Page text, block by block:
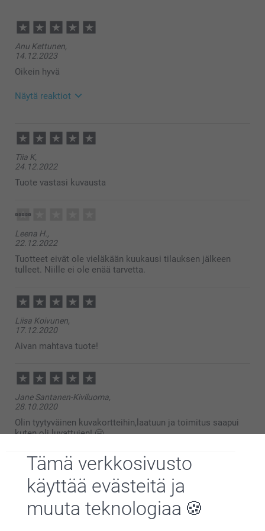
Tämä verkkosivusto
käyttää evästeitä ja
muuta teknologiaa
Anu Kettunen,
14.12.2023
Oikein hyvä
Näytä reaktiot
11:23
Hei Anu!
iloisia siitä että pidät tilaamista pakettikorteista!
Toivottavasti näemme pian taas smartphoto.fi -
Tiia K,
24.12.2022
Tuote vastasi kuvausta
Leena H.,
22.12.2022
Tuotteet eivät ole vieläkään kuukausi tilauksen jälkeen
tulleet. Niille ei ole enää tarvetta.
Liisa Koivunen,
17.12.2020
Aivan mahtava tuote!
Jane Santanen-Kiviluoma,
28.10.2020
Olin tyytyväinen kuvakortteihin,laatuun ja toimitus saapui
kuten oli luvattujen! 🤗
Liittyvät tuotteet